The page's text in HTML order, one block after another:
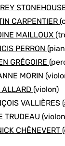
CARPENTIER
MAILLOUX
PERRON
GRÉGOIRE
MORIN
ALLARD (violon)
VALLIÈRES
TRUDEAU
CHÊNEVERT